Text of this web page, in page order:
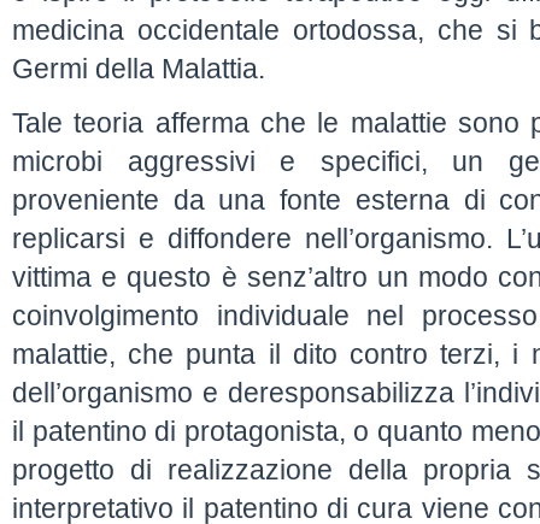
medicina occidentale ortodossa, che si
Germi della Malattia.
Tale teoria afferma che le malattie sono
microbi aggressivi e specifici, un
proveniente da una fonte esterna di
replicarsi e diffondere nell’organismo.
vittima e questo è senz’altro un modo
coinvolgimento individuale nel
malattie, che punta il dito contro terzi, i
dell’organismo e deresponsabilizza
il patentino di protagonista, o quanto
progetto di realizzazione della propria
interpretativo il patentino di cura viene